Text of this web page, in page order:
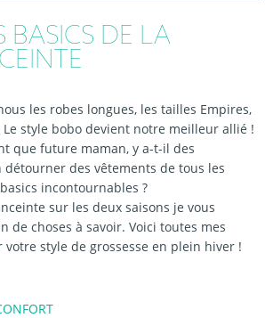
BASICS DE LA
les robes longues, les tailles Empires,
style bobo devient notre meilleur allié !
que future maman, y a-t-il des
détourner des vêtements de tous les
incontournables ?
sur les deux saisons je vous
de choses à savoir. Voici toutes mes
votre style de grossesse en plein hiver !